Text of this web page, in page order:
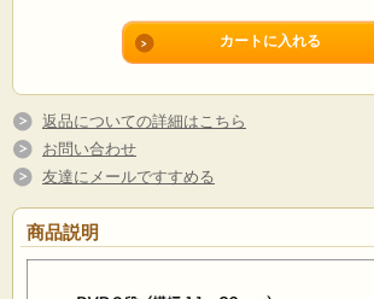
返品についての詳細はこちら
お問い合わせ
友達にメールですすめる
商品説明